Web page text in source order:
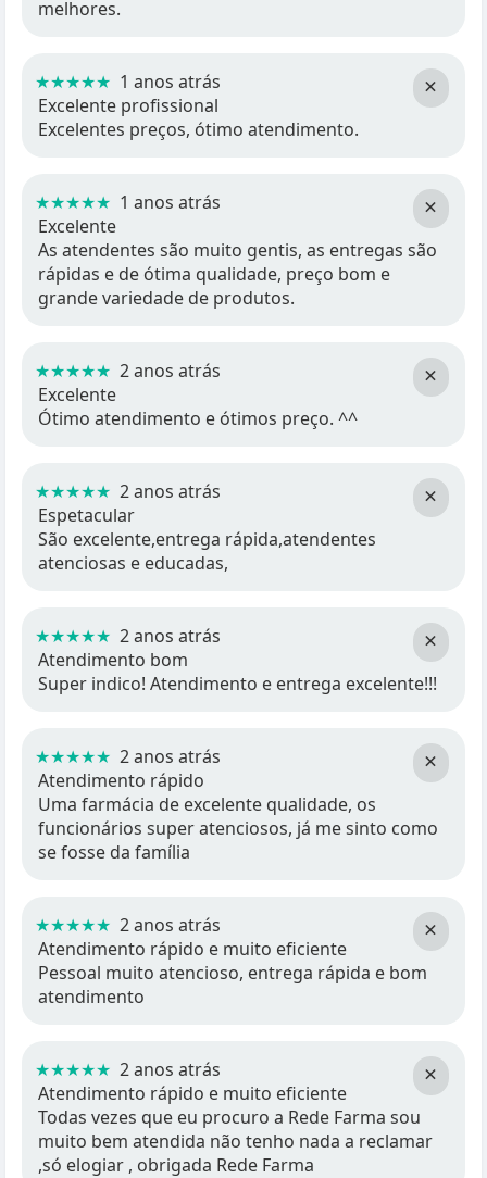
melhores.
×
★★★★★ 1 anos atrás
Excelente profissional
Excelentes preços, ótimo atendimento.
×
★★★★★ 1 anos atrás
Excelente
As atendentes são muito gentis, as entregas são
rápidas e de ótima qualidade, preço bom e
grande variedade de produtos.
×
★★★★★ 2 anos atrás
Excelente
Ótimo atendimento e ótimos preço. ^^
×
★★★★★ 2 anos atrás
Espetacular
São excelente,entrega rápida,atendentes
atenciosas e educadas,
×
★★★★★ 2 anos atrás
Atendimento bom
Super indico! Atendimento e entrega excelente!!!
×
★★★★★ 2 anos atrás
Atendimento rápido
Uma farmácia de excelente qualidade, os
funcionários super atenciosos, já me sinto como
se fosse da família
×
★★★★★ 2 anos atrás
Atendimento rápido e muito eficiente
Pessoal muito atencioso, entrega rápida e bom
atendimento
×
★★★★★ 2 anos atrás
Atendimento rápido e muito eficiente
Todas vezes que eu procuro a Rede Farma sou
muito bem atendida não tenho nada a reclamar
,só elogiar , obrigada Rede Farma